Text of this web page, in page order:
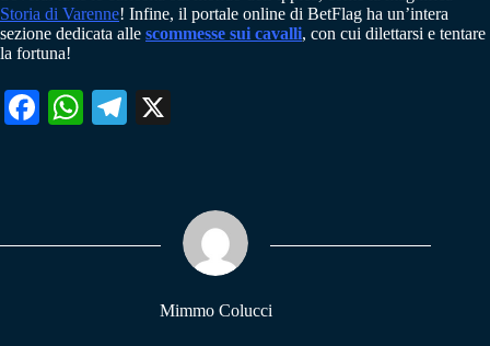
Storia di Varenne! Infine, il portale online di BetFlag ha un’intera
sezione dedicata alle scommesse sui cavalli, con cui dilettarsi e tentare
la fortuna!
Fa W
pp
Te
m
Mimmo Colucci